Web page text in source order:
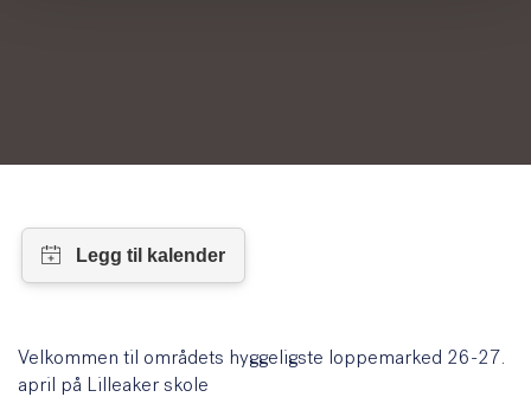
Velkommen til områdets hyggeligste loppemarked 26-27.
april på Lilleaker skole